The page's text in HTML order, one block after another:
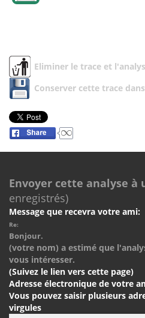
Eliminer le trace et
Conserver cette trace
Envoyer cette analyse à
enregistrés)
Message que recevra votre ami:
Re:
Bonjour.
(votre nom) a estimé que
vous intéresser.
(Suivez le lien vers cette page)
Adresse électronique de votre
Vous pouvez saisir plusieurs
virgules